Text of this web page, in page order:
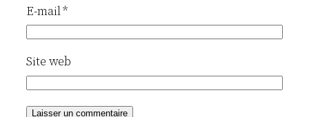
E-mail*
Site web